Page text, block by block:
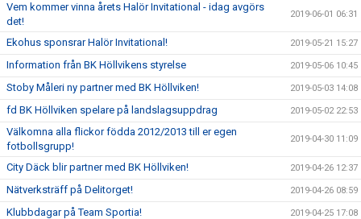
Vem kommer vinna årets Halör Invitational - idag avgörs
det!
2019-06-01 06:31
Ekohus sponsrar Halör Invitational! 2019-05-21 15:27
Information från BK Höllvikens styrelse 2019-05-06 10:45
Stoby Måleri ny partner med BK Höllviken! 2019-05-03 14:08
fd BK Höllviken spelare på landslagsuppdrag 2019-05-02 22:53
Välkomna alla flickor födda 2012/2013 till er egen
fotbollsgrupp!
2019-04-30 11:09
City Däck blir partner med BK Höllviken! 2019-04-26 12:37
Nätverksträff på Delitorget! 2019-04-26 08:59
Klubbdagar på Team Sportia! 2019-04-25 17:08